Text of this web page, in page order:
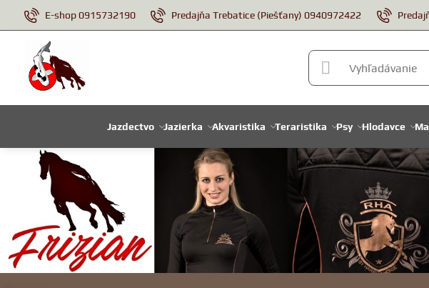
E-shop 0915732190 Predajňa Trebatice (Piešťany) 0940972422
Jazdectvo Jazierka Akvaristika Teraristika Psy Hlodavce